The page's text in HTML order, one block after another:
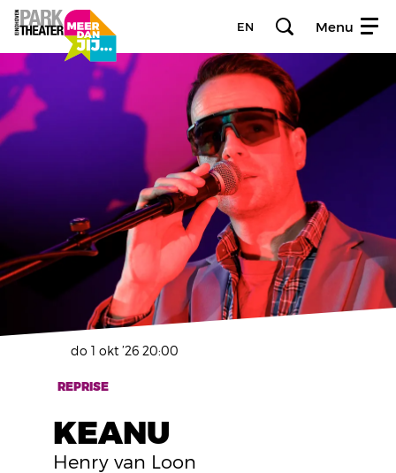
EN Menu
KEANU
Henry van Loon
REPRISE
do 1 okt ’26 20:00